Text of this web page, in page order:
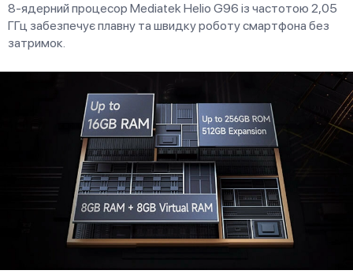
8-ядерний процесор Mediatek Helio G96 із частотою 2,05
ГГц забезпечує плавну та швидку роботу смартфона без
затримок.